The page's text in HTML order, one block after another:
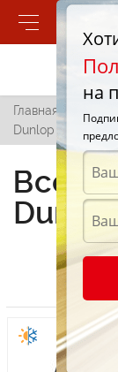
Главная /
Dunlop в
на